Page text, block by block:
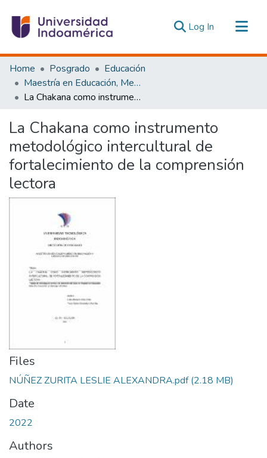
Log In (current)
Communities & Collections
All of DSpace
Statistics
Home Posgrado
Educación
Maestría en Educación, Mención Innovación y Liderazgo Educativo
La Chakana como instrumento metodológico intercultural de fortalecimiento de la comprensión lectora
La Chakana como instrumento
metodológico intercultural de
fortalecimiento de la comprensión
lectora
Files
NÚÑEZ ZURITA LESLIE ALEXANDRA.pdf(2.18 MB)
Date
2022
Authors